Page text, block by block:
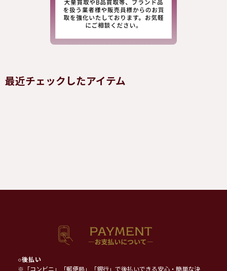
最近チェックしたアイテム
○後払い
※「コンビニ」「郵便局」「銀行」で後払いできる安心・簡単な決